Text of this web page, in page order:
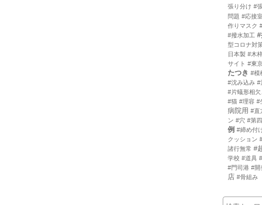
張り分け #
問題 #応接
作りマスク
#撥水加工
型コロナ対
日本製 #木
サイト #東
たつき #模
#沈み込み #
#片蟻形相
#猫 #理容 #
病院用 #直
ン #穴 #第
例 #締め付
クッション
諸行無常 #
学校 #道具
#門司港 #開
店 #骨組み